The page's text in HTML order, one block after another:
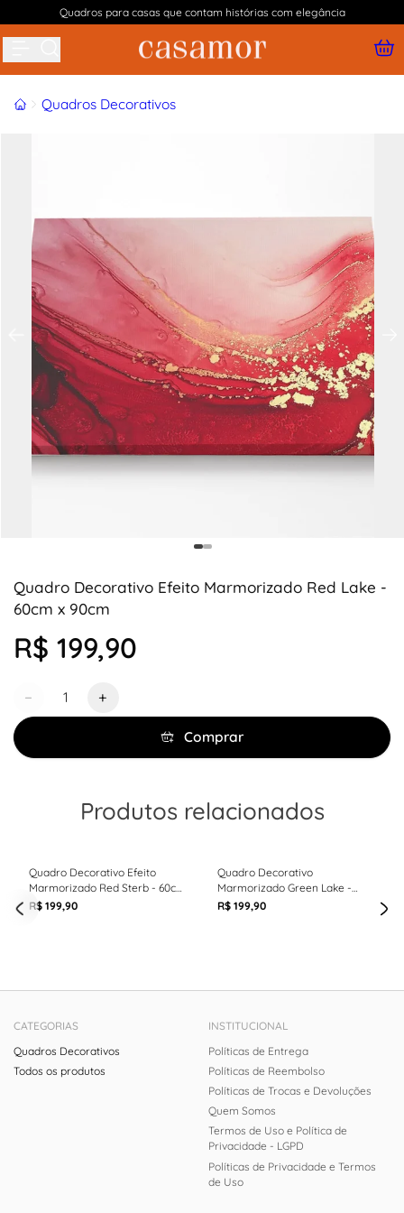
Quadros para casas que contam histórias com elegância
InícioQuadros Decorativos
Quadro Decorativo Efeito Marmorizado Red Lake -
60cm x 90cm
R$ 199,90
− +
Comprar
Produtos relacionados
Quadro Decorativo Efeito
Marmorizado Red Sterb - 60cm
x 90cm
R$ 199,90
Quadro Decorativo
Marmorizado Green Lake -
60cm x 90cm
R$ 199,90
CATEGORIAS
Quadros Decorativos
Todos os produtos
INSTITUCIONAL
Políticas de Entrega
Políticas de Reembolso
Políticas de Trocas e Devoluções
Quem Somos
Termos de Uso e Política de
Privacidade - LGPD
Políticas de Privacidade e Termos
de Uso